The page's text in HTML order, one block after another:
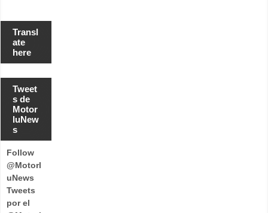
Transl
ate
here
Tweet
s de
Motor
luNew
s
Follow
@Motorl
uNews
Tweets
por el